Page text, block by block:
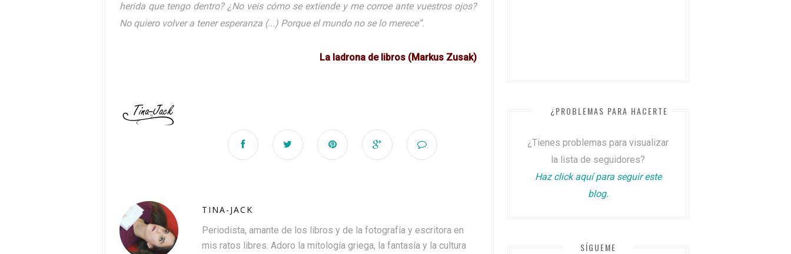
herida que tengo dentro? ¿No veis cómo se extiende y me corroe ante vuestros ojos?
No quiero volver a tener esperanza (...) Porque el mundo no se lo merece”.
La ladrona de libros (Markus Zusak)
TINA-JACK
Periodista, amante de los libros y de la fotografía y escritora en
mis ratos libres. Adoro la mitología griega, la fantasía y la cultura
¿PROBLEMAS PARA HACERTE SEGUIDOR?
¿Tienes problemas para visualizar
la lista de seguidores?
Haz click aquí para seguir este
blog.
SÍGUEME